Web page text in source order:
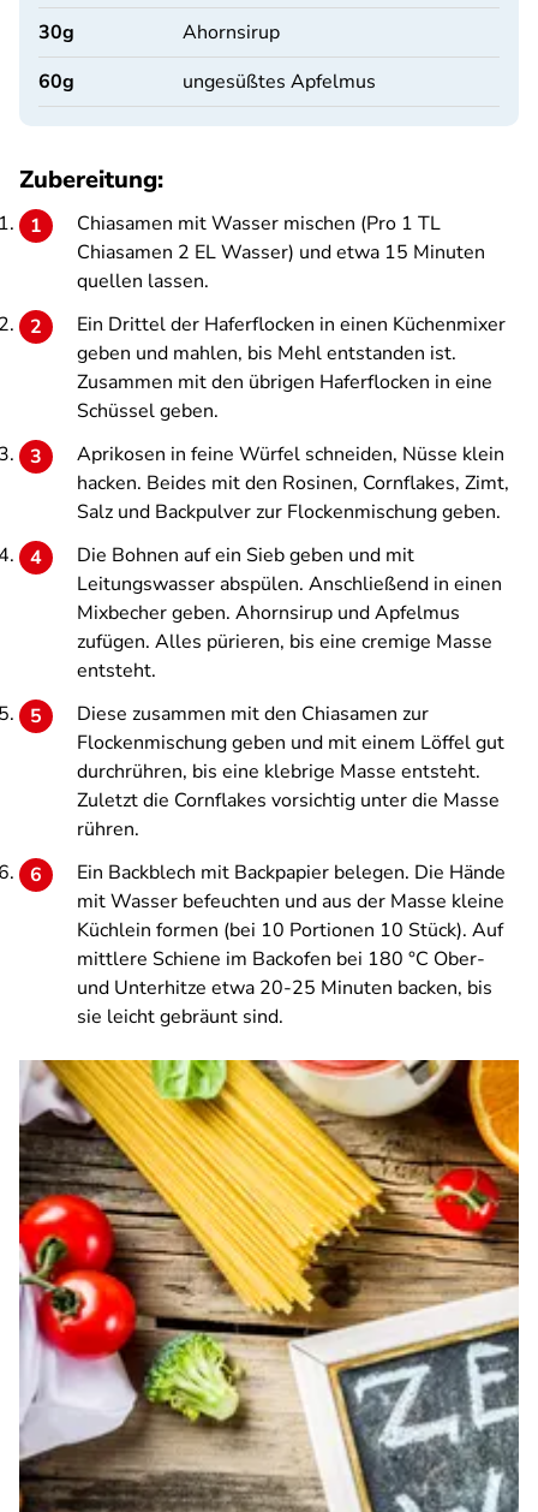
30g
Ahornsirup
60g ungesüßtes Apfelmus
Zubereitung:
Chiasamen mit Wasser mischen (Pro 1 TL
Chiasamen 2 EL Wasser) und etwa 15 Minuten
quellen lassen.
Ein Drittel der Haferflocken in einen Küchenmixer
geben und mahlen, bis Mehl entstanden ist.
Zusammen mit den übrigen Haferflocken in eine
Schüssel geben.
Aprikosen in feine Würfel schneiden, Nüsse klein
hacken. Beides mit den Rosinen, Cornflakes, Zimt,
Salz und Backpulver zur Flockenmischung geben.
Die Bohnen auf ein Sieb geben und mit
Leitungswasser abspülen. Anschließend in einen
Mixbecher geben. Ahornsirup und Apfelmus
zufügen. Alles pürieren, bis eine cremige Masse
entsteht.
Diese zusammen mit den Chiasamen zur
Flockenmischung geben und mit einem Löffel gut
durchrühren, bis eine klebrige Masse entsteht.
Zuletzt die Cornflakes vorsichtig unter die Masse
rühren.
Ein Backblech mit Backpapier belegen. Die Hände
mit Wasser befeuchten und aus der Masse kleine
Küchlein formen (bei 10 Portionen 10 Stück). Auf
mittlere Schiene im Backofen bei 180 °C Ober-
und Unterhitze etwa 20-25 Minuten backen, bis
sie leicht gebräunt sind.